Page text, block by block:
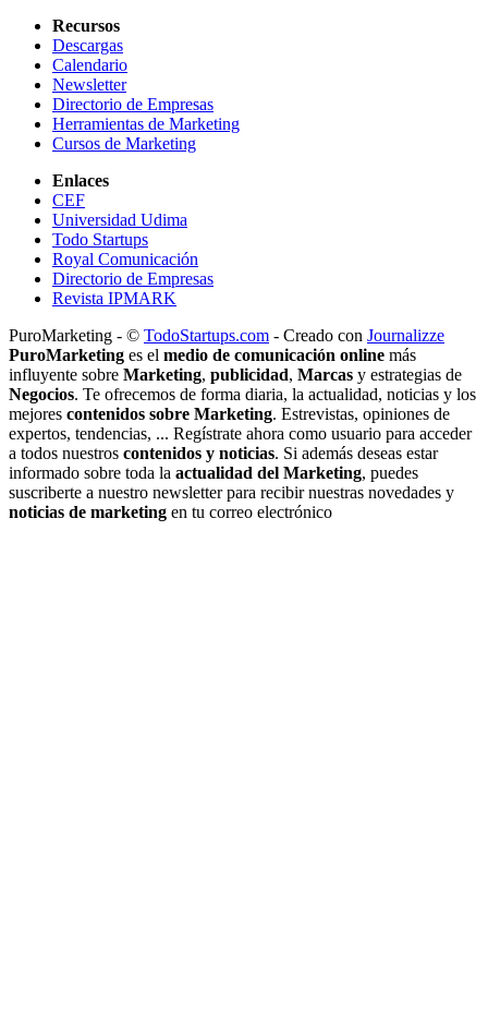
Recursos
Descargas
Calendario
Newsletter
Directorio de Empresas
Herramientas de Marketing
Cursos de Marketing
Enlaces
CEF
Universidad Udima
Todo Startups
Royal Comunicación
Directorio de Empresas
Revista IPMARK
PuroMarketing - © TodoStartups.com - Creado con Journalizze
PuroMarketing es el medio de comunicación online más
influyente sobre Marketing, publicidad, Marcas y estrategias de
Negocios. Te ofrecemos de forma diaria, la actualidad, noticias y los
mejores contenidos sobre Marketing. Estrevistas, opiniones de
expertos, tendencias, ... Regístrate ahora como usuario para acceder
a todos nuestros contenidos y noticias. Si además deseas estar
informado sobre toda la actualidad del Marketing, puedes
suscriberte a nuestro newsletter para recibir nuestras novedades y
noticias de marketing en tu correo electrónico